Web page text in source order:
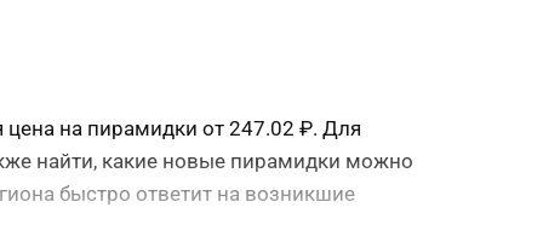
цена на пирамидки от 247.02 ₽. Для
найти, какие новые пирамидки можно
быстро ответит на возникшие